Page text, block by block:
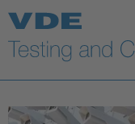
Key Topics